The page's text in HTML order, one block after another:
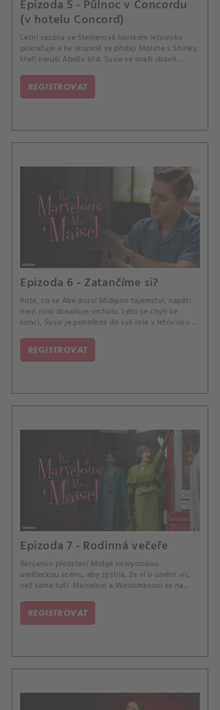
Epizoda 5 - Půlnoc v Concordu
(v hotelu Concord)
Letní sezóna ve Steinerově horském letovisku
pokračuje a ke skupině se přidají Moishe s Shirley,
kteří naruší Abeův klid. Susie se snaží zbavit
pozornost.
REGISTROVAT
Epizoda 6 - Zatančíme si?
Poté, co se Abe dozví Midgino tajemství, napětí
mezi nimi dosahuje vrcholu. Léto se chýlí ke
konci, Susie je ponořená do své role v letovisku a
REGISTROVAT
Epizoda 7 - Rodinná večeře
Benjamin představí Midge newyorskou
uměleckou scénu, aby zjistila, že ví o umění víc,
než sama tuší. Maiselovi a Weissmanovi se na
výročí Joelova a Midgina rozchodu.
REGISTROVAT